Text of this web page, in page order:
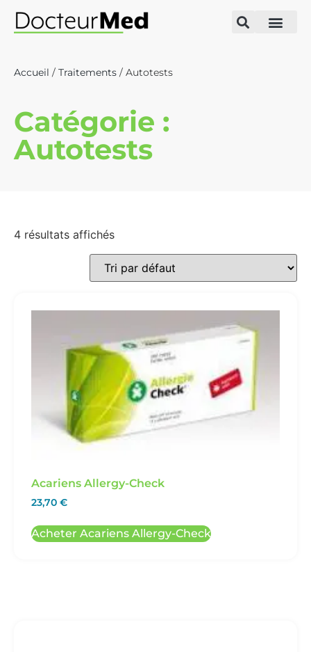
Accueil / Traitements / Autotests
Catégorie :
Autotests
4 résultats affichés
Acariens Allergy-Check
23,70 €
Acheter Acariens Allergy-Check